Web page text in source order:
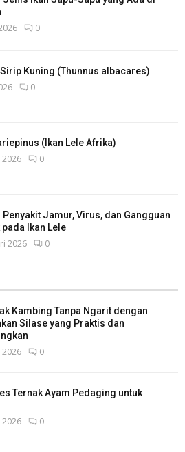
0
Sirip Kuning (Thunnus albacares)
0
(Ikan Lele Afrika)
2026 0
Penyakit Jamur, Virus, dan Gangguan
Ikan Lele
2026 0
Kambing Tanpa Ngarit dengan
Silase yang Praktis dan
0
Ternak Ayam Pedaging untuk
2026 0